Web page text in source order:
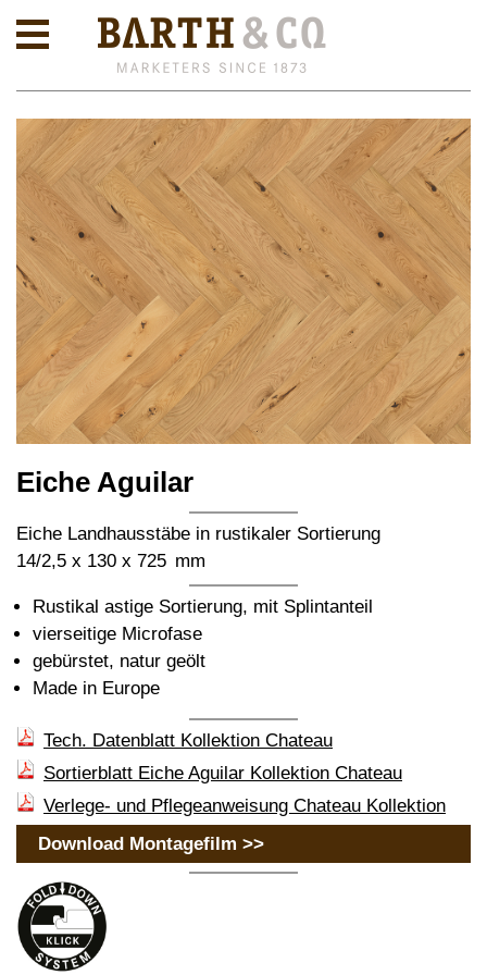
Eiche Aguilar
Eiche Landhausstäbe in rustikaler Sortierung
14/2,5 x 130 x 725 mm
Rustikal astige Sortierung, mit Splintanteil
vierseitige Microfase
gebürstet, natur geölt
Made in Europe
Tech. Datenblatt Kollektion Chateau
Sortierblatt Eiche Aguilar Kollektion Chateau
Verlege- und Pflegeanweisung Chateau Kollektion
Download Montagefilm >>